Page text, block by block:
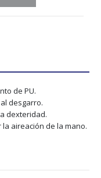
de PU.
desgarro.
dexteridad.
aireación de la mano.